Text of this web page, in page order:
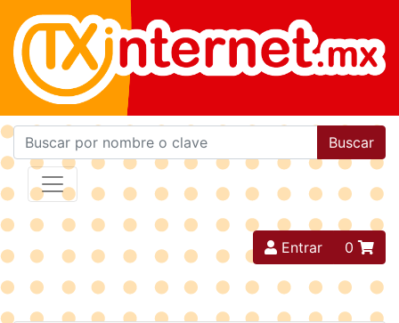
Buscar
Entrar 0